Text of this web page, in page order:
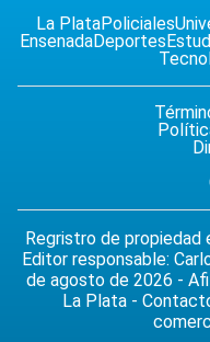
La PlataPoliciales
EnsenadaDeportes
Tecno
Regristro de propiedad
Editor responsable:
de agosto de 2026 -
La Plata -